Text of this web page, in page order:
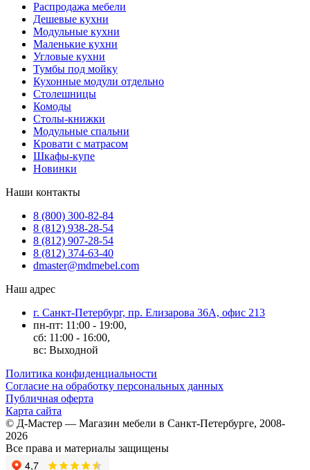
Распродажа мебели
Дешевые кухни
Модульные кухни
Маленькие кухни
Угловые кухни
Тумбы под мойку
Кухонные модули отдельно
Столешницы
Комоды
Столы-книжки
Модульные спальни
Кровати с матрасом
Шкафы-купе
Новинки
Наши контакты
8 (800) 300-82-84
8 (812) 938-28-54
8 (812) 907-28-54
8 (812) 374-63-40
dmaster@mdmebel.com
Наш адрес
г. Санкт-Петербург, пр. Елизарова 36А, офис 213
пн-пт: 11:00 - 19:00,
сб: 11:00 - 16:00,
вс: Выходной
Политика конфиденциальности
Согласие на обработку персональных данных
Публичная оферта
Карта сайта
© Д-Мастер — Магазин мебели в Санкт-Петербурге, 2008-
2026
Все права и материалы защищены